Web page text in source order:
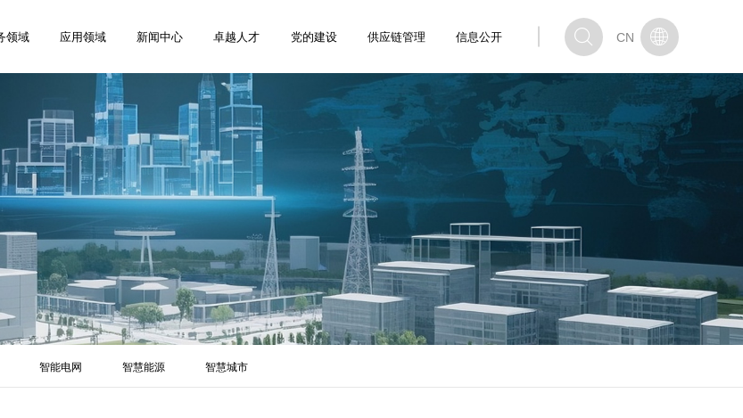
 CN 
领域 应用领域 新闻中心 卓越人才 党的建设 供应链管理 信息公开
智能电网 智慧能源 智慧城市